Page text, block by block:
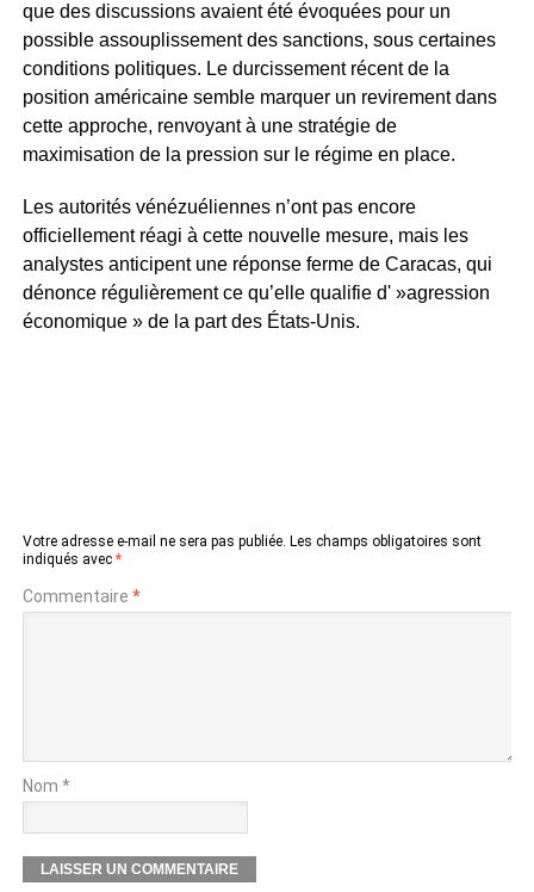
que des discussions avaient été évoquées pour un
possible assouplissement des sanctions, sous certaines
conditions politiques. Le durcissement récent de la
position américaine semble marquer un revirement dans
cette approche, renvoyant à une stratégie de
maximisation de la pression sur le régime en place.
Les autorités vénézuéliennes n’ont pas encore
officiellement réagi à cette nouvelle mesure, mais les
analystes anticipent une réponse ferme de Caracas, qui
dénonce régulièrement ce qu’elle qualifie d' »agression
économique » de la part des États-Unis.
Votre adresse e-mail ne sera pas publiée. Les champs obligatoires sont
indiqués avec *
Commentaire *
Nom *